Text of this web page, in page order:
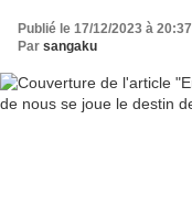
Publié le 17/12/2023 à 20:37
Par sangaku